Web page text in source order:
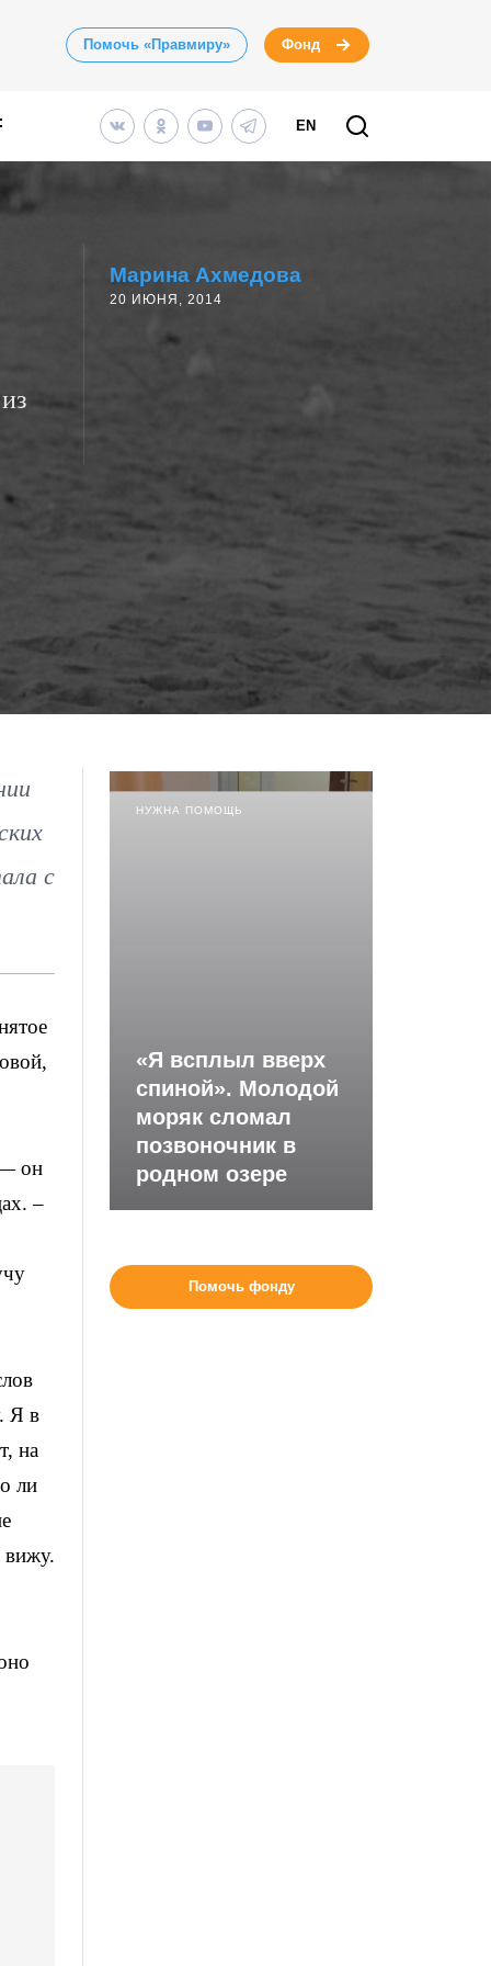
Помочь «Правмиру» Фонд
EN
Марина Ахмедова
20 ИЮНЯ, 2014
с
— он
–
Я в
на
ли
вижу.
НУЖНА ПОМОЩЬ
«Я всплыл вверх
спиной». Молодой
моряк сломал
позвоночник в
родном озере
Помочь фонду